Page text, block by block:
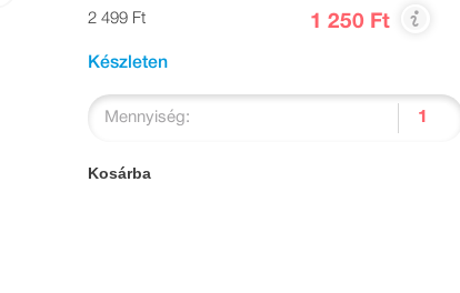
2 499 Ft
1 250 Ft
Készleten
Mennyiség:
Kosárba